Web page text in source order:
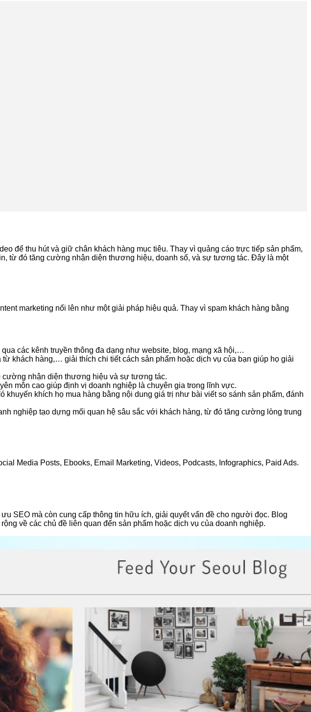
để thu hút và giữ chân khách hàng mục tiêu. Thay vì quảng cáo trực tiếp sản phẩm,
từ đó tăng cường nhận diện thương hiệu, doanh số, và sự tương tác. Đây là một
marketing nổi lên như một giải pháp hiệu quả. Thay vì spam khách hàng bằng
các kênh truyền thông đa dạng như website, blog, mạng xã hội,…
khách hàng,… giải thích chi tiết cách sản phẩm hoặc dịch vụ của bạn giúp họ giải
cường nhận diện thương hiệu và sự tương tác.
môn cao giúp định vị doanh nghiệp là chuyên gia trong lĩnh vực.
khích họ mua hàng bằng nội dung giá trị như bài viết so sánh sản phẩm, đánh
nghiệp tạo dựng mối quan hệ sâu sắc với khách hàng, từ đó tăng cường lòng trung
Media Posts, Ebooks, Email Marketing, Videos, Podcasts, Infographics, Paid Ads.
SEO mà còn cung cấp thông tin hữu ích, giải quyết vấn đề cho người đọc. Blog
về các chủ đề liên quan đến sản phẩm hoặc dịch vụ của doanh nghiệp.